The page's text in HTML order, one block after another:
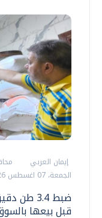
إيمان العربي
الجمعة، 07 اغسطس 2026 10:43 ص
ضبط 3.4
قبل بيعها